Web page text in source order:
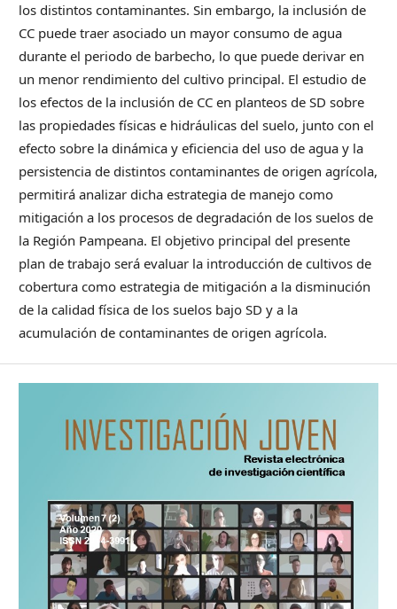
los distintos contaminantes. Sin embargo, la inclusión de
CC puede traer asociado un mayor consumo de agua
durante el periodo de barbecho, lo que puede derivar en
un menor rendimiento del cultivo principal. El estudio de
los efectos de la inclusión de CC en planteos de SD sobre
las propiedades físicas e hidráulicas del suelo, junto con el
efecto sobre la dinámica y eficiencia del uso de agua y la
persistencia de distintos contaminantes de origen agrícola,
permitirá analizar dicha estrategia de manejo como
mitigación a los procesos de degradación de los suelos de
la Región Pampeana. El objetivo principal del presente
plan de trabajo será evaluar la introducción de cultivos de
cobertura como estrategia de mitigación a la disminución
de la calidad física de los suelos bajo SD y a la
acumulación de contaminantes de origen agrícola.